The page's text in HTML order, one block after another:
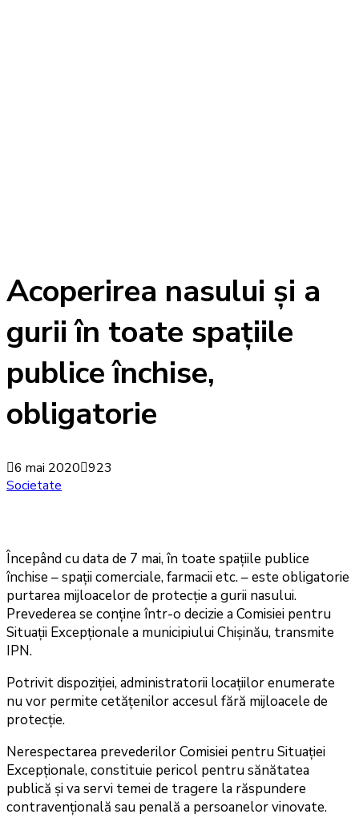
Acoperirea nasului și a
gurii în toate spațiile
publice închise,
obligatorie
6 mai 2020 923
Societate
Începând cu data de 7 mai, în toate spațiile publice
închise – spații comerciale, farmacii etc. – este obligatorie
purtarea mijloacelor de protecție a gurii nasului.
Prevederea se conține într-o decizie a Comisiei pentru
Situații Excepționale a municipiului Chișinău, transmite
IPN.
Potrivit dispoziției, administratorii locațiilor enumerate
nu vor permite cetățenilor accesul fără mijloacele de
protecție.
Nerespectarea prevederilor Comisiei pentru Situației
Excepționale, constituie pericol pentru sănătatea
publică și va servi temei de tragere la răspundere
contravențională sau penală a persoanelor vinovate.